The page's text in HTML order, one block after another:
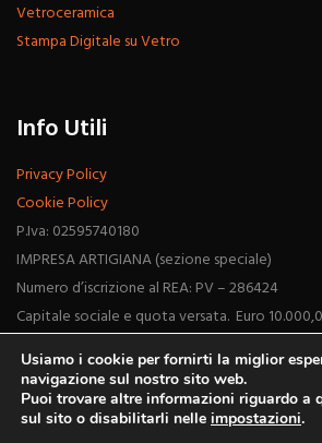
Vetroceramica
Stampa Digitale su Vetro
Info Utili
Privacy Policy
Cookie Policy
P.Iva: 02595740180
IMPRESA ARTIGIANA (sezione speciale)
Numero d’iscrizione al REA: PV – 286424
Capitale sociale e quota versata. Euro
Usiamo i cookie per fornirti la miglior
navigazione sul nostro sito web.
Puoi trovare altre informazioni riguardo a
sul sito o disabilitarli nelle impostazioni.